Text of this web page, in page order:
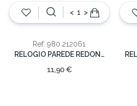
< >
Ref: 980.212061
RELOGIO PAREDE REDONDO PVC 2 COR. 30X4X30
11,90 €